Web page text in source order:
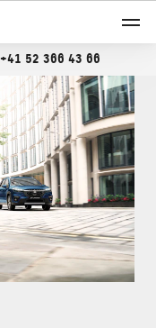
+41 52 366 43 66